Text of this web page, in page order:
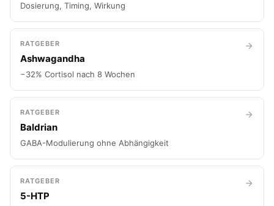
Dosierung, Timing, Wirkung
RATGEBER
Ashwagandha
−32% Cortisol nach 8 Wochen
RATGEBER
Baldrian
GABA-Modulierung ohne Abhängigkeit
RATGEBER
5-HTP